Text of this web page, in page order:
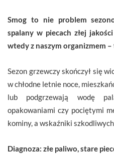
Smog to nie problem
spalany w piecach złej
wtedy z naszym organizmem –
Sezon grzewczy skończył się
w chłodne letnie noce,
lub podgrzewają wodę
opakowaniami czy pociętymi
kominy, a wskaźniki
Diagnoza: złe paliwo, stare